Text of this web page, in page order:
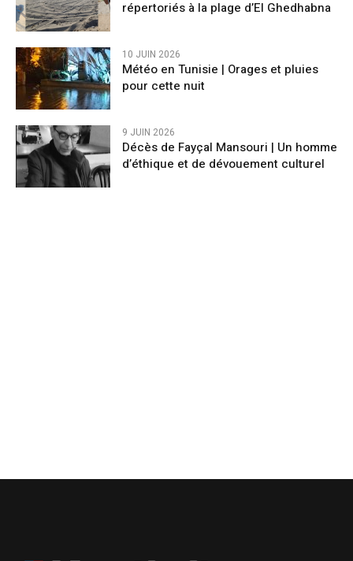
répertoriés à la plage d’El Ghedhabna
10 JUIN 2026
Météo en Tunisie | Orages et pluies
pour cette nuit
9 JUIN 2026
Décès de Fayçal Mansouri | Un homme
d’éthique et de dévouement culturel